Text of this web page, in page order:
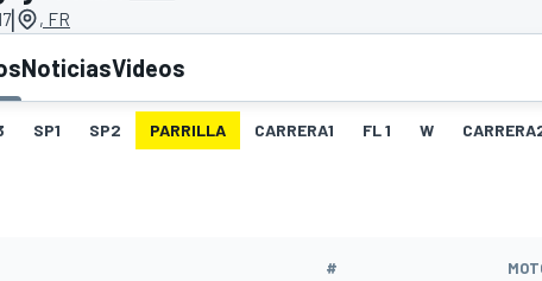
| , FR
NoticiasVideos
SP1 SP2 PARRILLA CARRERA1 FL 1 W
#